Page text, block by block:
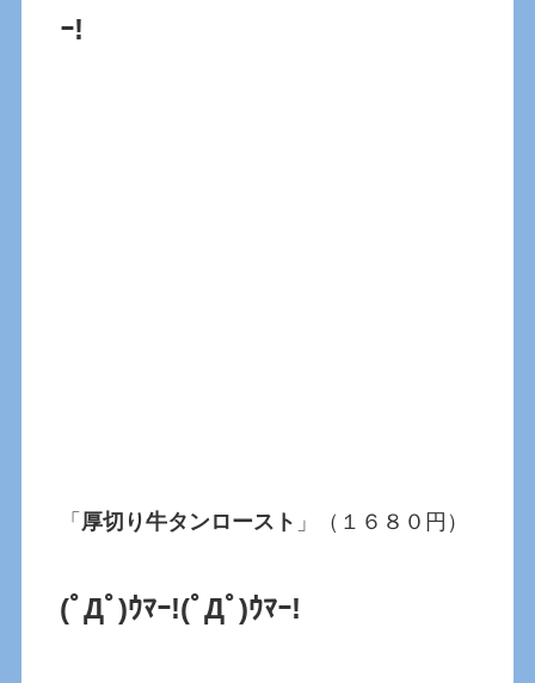
ｰ!
「 厚切り牛タンロースト 」（１６８０円）
(ﾟДﾟ)ｳﾏｰ!(ﾟДﾟ)ｳﾏｰ!